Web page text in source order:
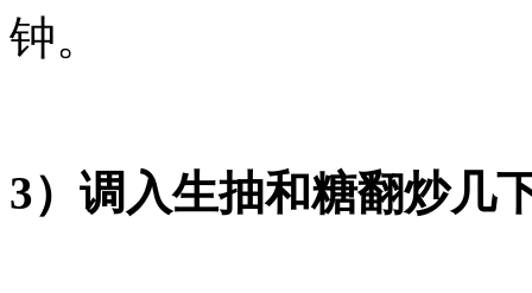
钟。
3）调入生抽和糖翻炒几